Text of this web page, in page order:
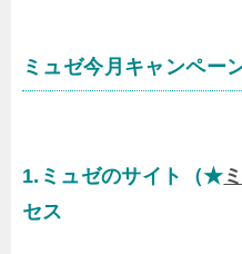
ミュゼ今月キャンペー
1.ミュゼのサイト（★
セス